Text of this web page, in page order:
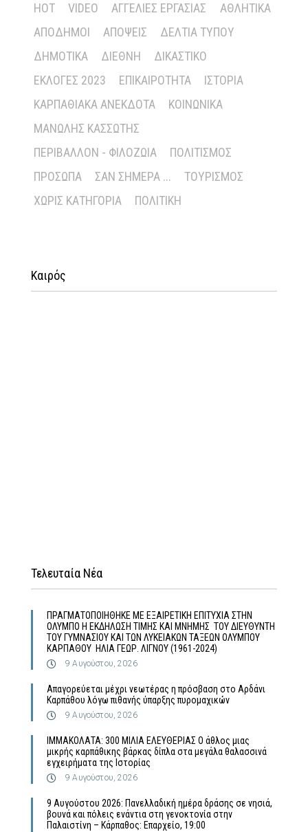
HOT VIDEO ΑΓΓΕΛΊΕΣ ΕΡΓΑΣΊΑΣ
ΑΘΛΗΤΙΚΆ
ΑΠΌΔΗΜΟΙ
ΑΠΌΨΕΙΣ
ΔΕΛΤΊΑ ΤΎΠΟΥ
ΔΗΜΟΤΙΚΆ
ΔΙΕΘΝΉ
ΔΙΚΑΣΤΙΚΌ
ΕΚΛΟΓΈΣ 2023
ΕΠΙΚΑΙΡΌΤΗΤΑ
ΙΣΤΟΡΊΑ
ΚΑΡΠΑΘΙΑΚΆ ΑΝΈΚΔΟΤΑ
ΚΟΙΝΩΝΙΚΆ
ΜΑΝΏΛΗΣ ΚΑΣΣΏΤΗΣ
ΠΕΡΙΒΆΛΛΟΝ - ΦΙΛΟΖΩΊΑ
ΠΟΛΙΤΙΣΜΌΣ
ΠΡΌΣΩΠΑ
ΣΑΝ ΣΉΜΕΡΑ ...
ΤΟΥΡΙΣΜΌΣ
ΧΩΡΊΣ ΚΑΤΗΓΟΡΊΑ
ΠΟΛΙΤΙΚΉ
Καιρός
Τελευταία Νέα
ΠΡΑΓΜΑΤΟΠΟΙΗΘΗΚΕ ΜΕ ΕΞΑΙΡΕΤΙΚΗ ΕΠΙΤΥΧΙΑ ΣΤΗΝ
ΟΛΥΜΠΟ Η ΕΚΔΗΛΩΣΗ ΤΙΜΗΣ ΚΑΙ ΜΝΗΜΗΣ ΤΟΥ ΔΙΕΥΘΥΝΤΗ
ΤΟΥ ΓΥΜΝΑΣΙΟΥ ΚΑΙ ΤΩΝ ΛΥΚΕΙΑΚΩΝ ΤΑΞΕΩΝ ΟΛΥΜΠΟΥ
ΚΑΡΠΑΘΟΥ ΗΛΙΑ ΓΕΩΡ. ΛΙΓΝΟΥ (1961-2024)
9 Αυγούστου, 2026
Απαγορεύεται μέχρι νεωτέρας η πρόσβαση στο Αρδάνι
Καρπάθου λόγω πιθανής ύπαρξης πυρομαχικών
9 Αυγούστου, 2026
ΙΜΜΑΚΟΛΑΤΑ: 300 ΜΙΛΙΑ ΕΛΕΥΘΕΡΙΑΣ Ο άθλος μιας
μικρής καρπάθικης βάρκας δίπλα στα μεγάλα θαλασσινά
εγχειρήματα της Ιστορίας
9 Αυγούστου, 2026
9 Αυγούστου 2026: Πανελλαδική ημέρα δράσης σε νησιά,
βουνά και πόλεις ενάντια στη γενοκτονία στην
Παλαιστίνη – Κάρπαθος: Επαρχείο, 19:00